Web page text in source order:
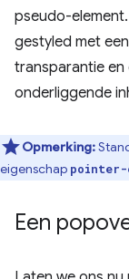
pseudo-
gestyled met
transparantie
onderliggende
Opmerking:
eigenschap pointer-
Een